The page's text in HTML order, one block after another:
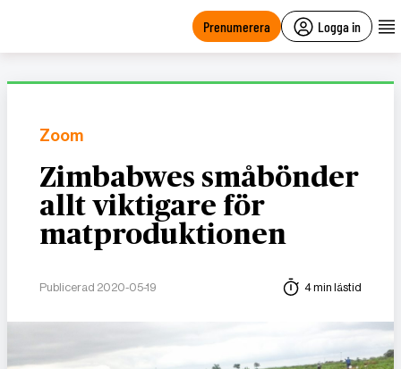
Prenumerera Logga in
Zoom
Zimbabwes småbönder
allt viktigare för
matproduktionen
Publicerad 2020-05-19 4 min lästid